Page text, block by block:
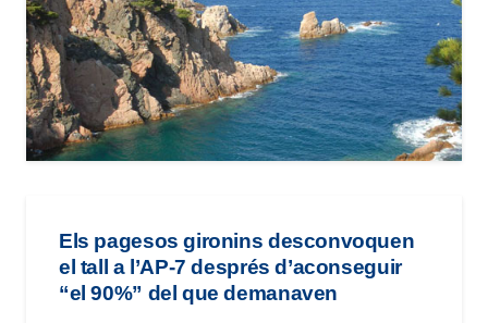
Els pagesos gironins desconvoquen
el tall a l’AP-7 després d’aconseguir
“el 90%” del que demanaven